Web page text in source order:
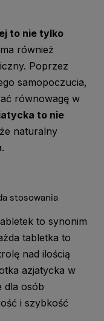
to nie tylko
również
Poprzez
samopoczucia,
równowagę w
to nie
naturalny
stosowania
to synonim
tabletka to
nad ilością
azjatycka w
dla osób
i szybkość